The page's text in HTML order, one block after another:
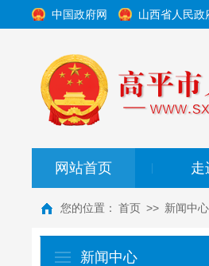
中国政府网 山西省人民政
网站首页 走
您的位置： 首页 >> 新闻中心
新闻中心